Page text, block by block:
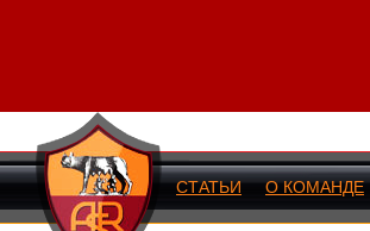
СТАТЬИ О КОМАНДЕ